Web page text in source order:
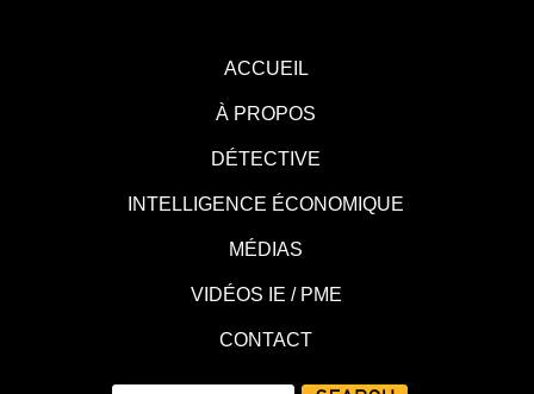
ACCUEIL
À PROPOS
DÉTECTIVE
INTELLIGENCE ÉCONOMIQUE
MÉDIAS
VIDÉOS IE / PME
CONTACT